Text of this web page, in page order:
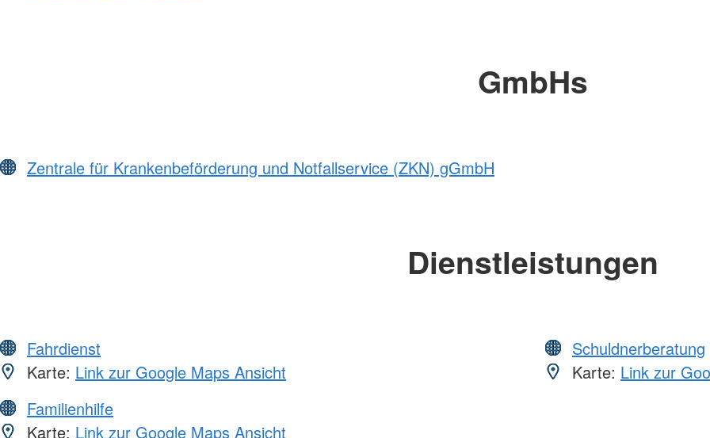
GmbHs
Zentrale für Krankenbeförderung und Notfallservice (ZKN) gGmbH
Dienstleistungen
Fahrdienst
Karte: Link zur Google Maps Ansicht
Familienhilfe
Karte: Link zur Google Maps Ansicht
Schuldnerberatung
Karte: Link zur